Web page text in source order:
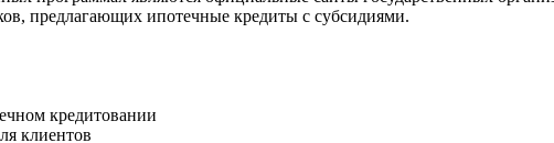
предлагающих ипотечные кредиты с субсидиями.
кредитовании
клиентов